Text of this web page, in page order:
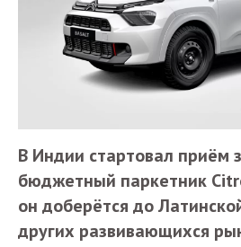
В Индии стартовал приём
бюджетный паркетник
он доберётся до
других развивающихся